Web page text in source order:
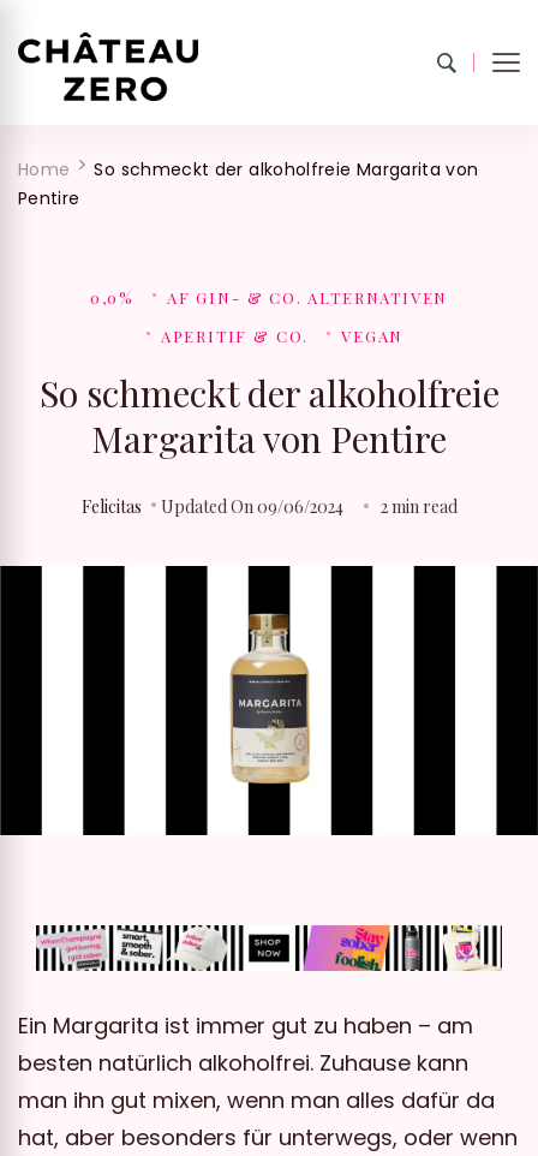
Home
So schmeckt der alkoholfreie Margarita von
Pentire
0,0%
AF GIN- & CO. ALTERNATIVEN
APERITIF & CO.
VEGAN
So schmeckt der alkoholfreie
Margarita von Pentire
Felicitas Updated On09/06/2024 2 min read
Ein Margarita ist immer gut zu haben – am
besten natürlich alkoholfrei. Zuhause kann
man ihn gut mixen, wenn man alles dafür da
hat, aber besonders für unterwegs, oder wenn